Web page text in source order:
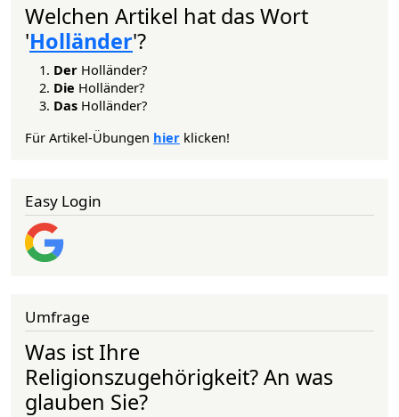
Welchen Artikel hat das Wort
'Holländer'?
Der Holländer?
Die Holländer?
Das Holländer?
Für Artikel-Übungen hier klicken!
Easy Login
Umfrage
Was ist Ihre
Religionszugehörigkeit? An was
glauben Sie?